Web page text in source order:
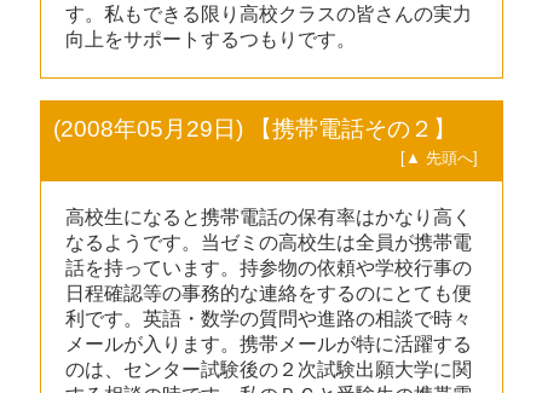
す。私もできる限り高校クラスの皆さんの実力
向上をサポートするつもりです。
(2008年05月29日) 【携帯電話その２】
[▲ 先頭へ]
高校生になると携帯電話の保有率はかなり高く
なるようです。当ゼミの高校生は全員が携帯電
話を持っています。持参物の依頼や学校行事の
日程確認等の事務的な連絡をするのにとても便
利です。英語・数学の質問や進路の相談で時々
メールが入ります。携帯メールが特に活躍する
のは、センター試験後の２次試験出願大学に関